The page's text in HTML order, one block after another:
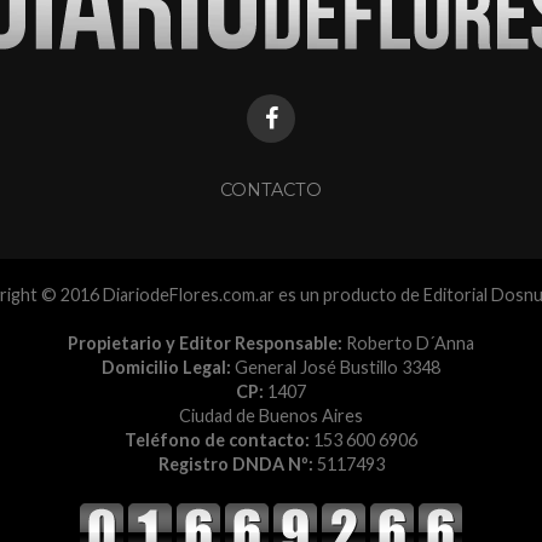
CONTACTO
© 2016 DiariodeFlores.com.ar es un producto de Editorial
Propietario y Editor Responsable: Roberto D´Anna
Domicilio Legal: General José Bustillo 3348
CP: 1407
Ciudad de Buenos Aires
Teléfono de contacto: 153 600 6906
Registro DNDA Nº: 5117493